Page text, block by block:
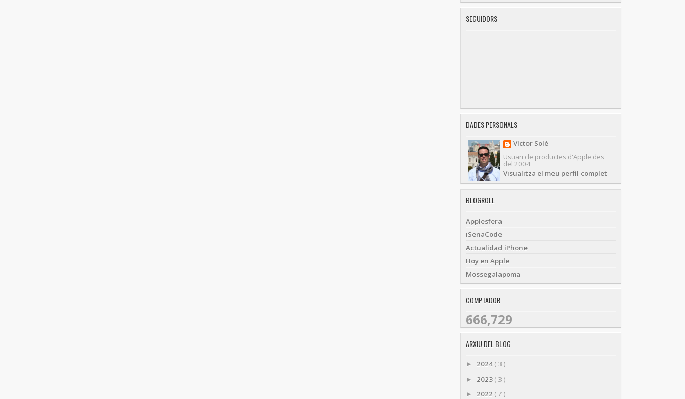
SEGUIDORS
DADES PERSONALS
Víctor Solé
Usuari de productes d'Apple des
del 2004
Visualitza el meu perfil complet
BLOGROLL
Applesfera
iSenaCode
Actualidad iPhone
Hoy en Apple
Mossegalapoma
COMPTADOR
666,729
ARXIU DEL BLOG
► 2024 ( 3 )
► 2023 ( 3 )
► 2022 ( 7 )